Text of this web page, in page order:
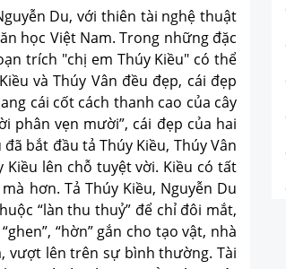
Du, với thiên tài nghệ thuật
học Việt Nam. Trong những đặc
trích "chị em Thúy Kiều" có thể
và Thúy Vân đều đẹp, cái đẹp
cái cốt cách thanh cao của cây
phân vẹn mười”, cái đẹp của hai
bắt đầu tả Thúy Kiều, Thúy Vân
lên chỗ tuyệt vời. Kiều có tất
hơn. Tả Thúy Kiều, Nguyễn Du
“làn thu thuỷ” để chỉ đôi mắt,
“hờn” gắn cho tạo vật, nhà
vượt lên trên sự bình thường. Tài